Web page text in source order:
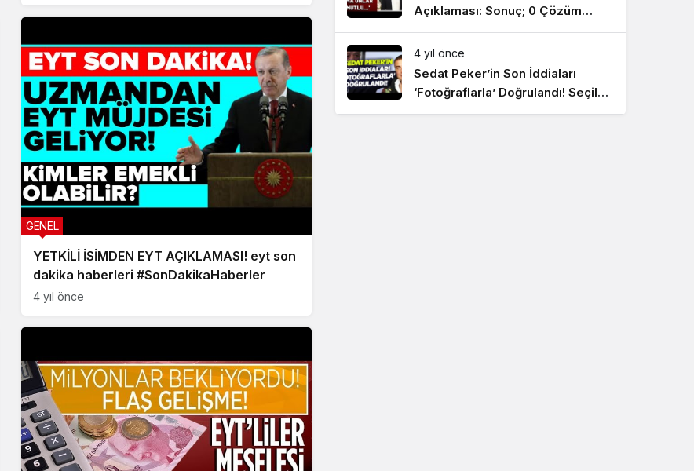
YETKİLİ İSİMDEN EYT AÇIKLAMASI! eyt son
dakika haberleri #SonDakikaHaberler
GENEL
4 yıl önce
Açıklaması: Sonuç; 0 Çözüm
#SonDakikaHaberler
4 yıl önce
Sedat Peker’in Son İddiaları
‘Fotoğraflarla’ Doğrulandı! Seçil
Özer KRT Ana Haber